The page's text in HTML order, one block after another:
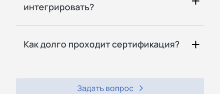
интегрировать?
Как долго проходит сертификация?
Задать вопрос